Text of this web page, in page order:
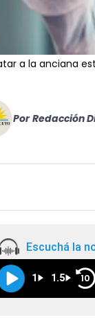
a la anciana
Por Redacción
Escuchá la
1 1.5 10